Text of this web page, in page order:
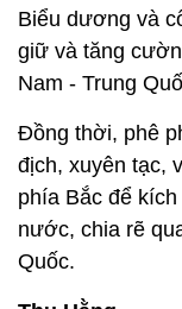
Biểu dương và
giữ và tăng
Nam - Trung
Đồng thời, phê
địch, xuyên tạc,
phía Bắc để
nước, chia rẽ
Quốc.